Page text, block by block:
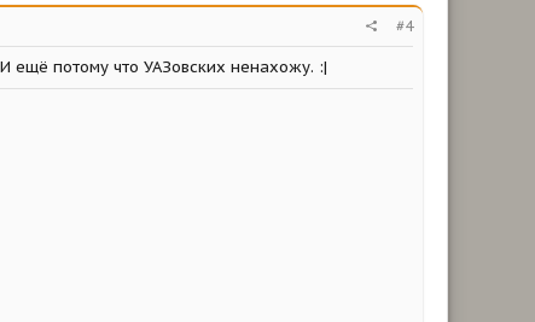
#4
ещё потому что УАЗовских ненахожу. :|